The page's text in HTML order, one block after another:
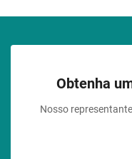
Obtenha
Nosso